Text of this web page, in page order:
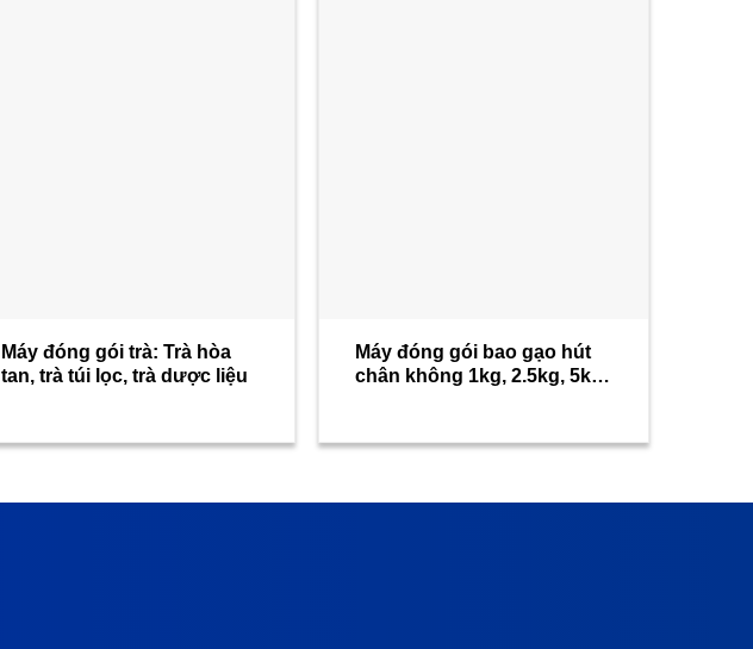
Máy đóng gói trà: Trà hòa
tan, trà túi lọc, trà dược liệu
Máy đóng gói bao gạo hút
chân không 1kg, 2.5kg, 5kg,